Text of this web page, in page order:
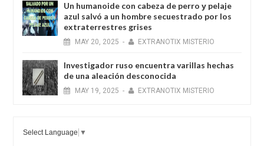
Un humanoide con cabeza de perro у pelaje
azul salvó a un hombre secuestrado por los
extraterrestres grises
MAY 20, 2025 - EXTRANOTIX MISTERIO
Investigador ruso encuentra varillas hechas
de una aleación desconocida
MAY 19, 2025 - EXTRANOTIX MISTERIO
Select Language ▼